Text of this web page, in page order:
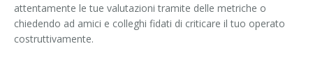
attentamente le tue valutazioni tramite delle metriche o
chiedendo ad amici e colleghi fidati di criticare il tuo operato
costruttivamente.